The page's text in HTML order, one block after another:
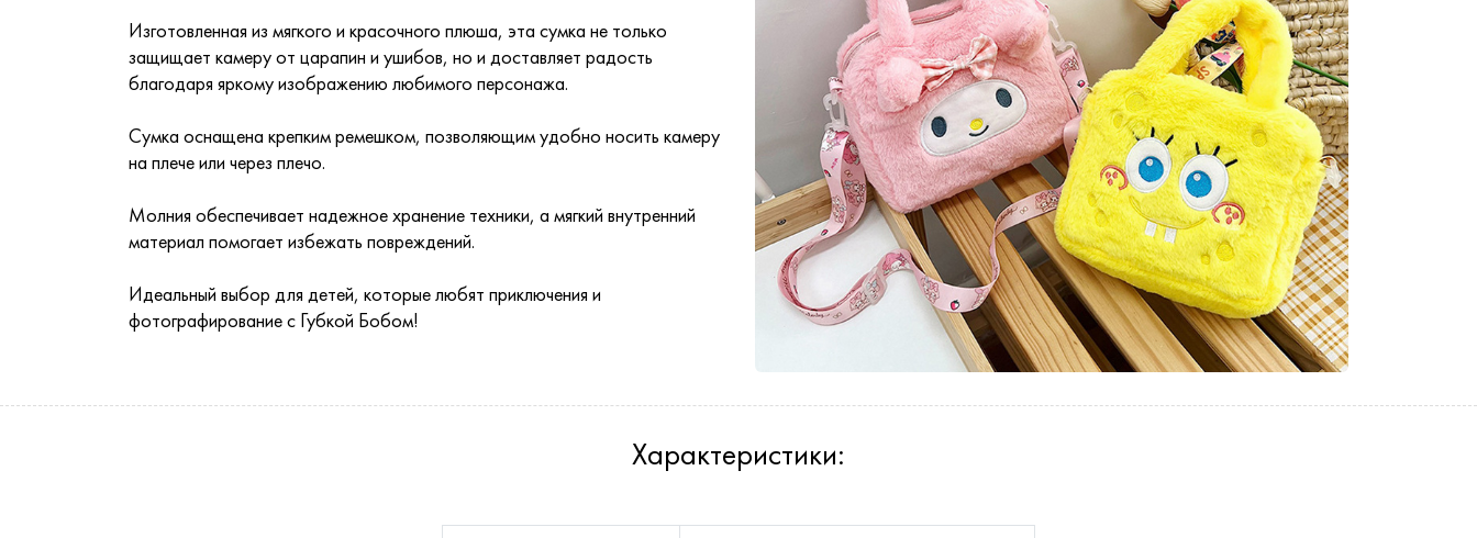
Изготовленная из мягкого и красочного плюша, эта сумка не только
защищает камеру от царапин и ушибов, но и доставляет радость
благодаря яркому изображению любимого персонажа.
Сумка оснащена крепким ремешком, позволяющим удобно носить камеру
на плече или через плечо.
Молния обеспечивает надежное хранение техники, а мягкий внутренний
материал помогает избежать повреждений.
Идеальный выбор для детей, которые любят приключения и
фотографирование с Губкой Бобом!
Характеристики: